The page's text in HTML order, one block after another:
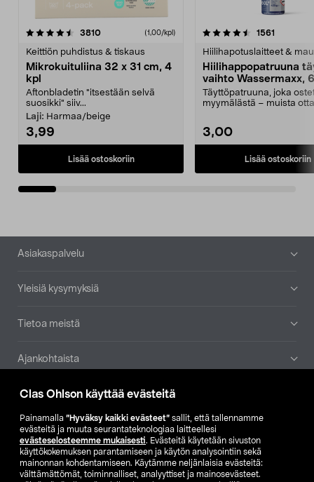
Clas Ohlson käyttää evästeitä
Painamalla ”Hyväksy kaikki evästeet” sallit, että tallennamme
evästeitä ja muuta seurantateknologiaa laitteellesi
evästeselosteemme mukaisesti. Evästeitä käytetään sivuston
käyttökokemuksen parantamiseen ja käytön analysointiin sekä
mainonnan kohdentamiseen. Käytämme neljänlaisia evästeitä:
välttämättömät, toiminnalliset, analyyttiset ja mainosevästeet.
3810arvostelut (1,00/kpl)
Keittiön puhdistus & tiskaus
Mikrokuituliina 32 x 31 cm, 4
kpl
Aftonbladetin "itsestään selvä
suosikki" siiv...
Laji: Harmaa/beige
3,99
Lisää ostoskoriin
4.5viidestä
1561
Hiilihapotuslaitteet &
Hiilihappopatruuna
vaihto Wassermaxx,
Täyttöpatruuna, joka
myymälästä – muista
3,00
Lisää ostoskoriin
4.5viidestä
Alatunniste
Asiakaspalvelu
Yleisiä kysymyksiä
Tietoa meistä
Ajankohtaista
Muut yrityksemme
Etsi myymälä
SE NO FI